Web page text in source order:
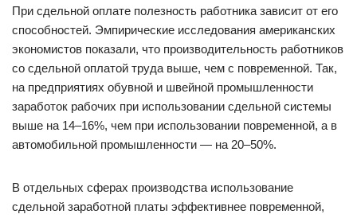
При сдельной оплате полезность работника зависит от его
способностей. Эмпирические исследования американских
экономистов показали, что производительность работников
со сдельной оплатой труда выше, чем с повременной. Так,
на предприятиях обувной и швейной промышленности
заработок рабочих при использовании сдельной системы
выше на 14–16%, чем при использовании повременной, а в
автомобильной промышленности — на 20–50%.
В отдельных сферах производства использование
сдельной заработной платы эффективнее повременной,